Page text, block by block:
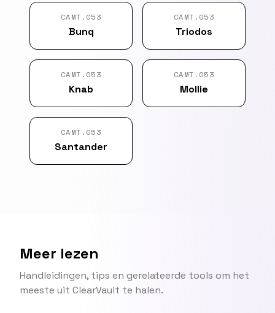
CAMT.053
Bunq
CAMT.053
Triodos
CAMT.053
Knab
CAMT.053
Mollie
CAMT.053
Santander
Meer lezen
Handleidingen, tips en gerelateerde tools om het
meeste uit ClearVault te halen.